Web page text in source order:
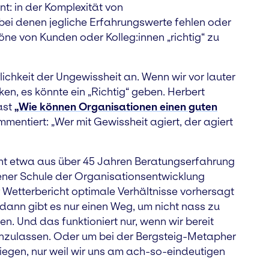
in der Komplexität von
denen jegliche Erfahrungswerte fehlen oder
von Kunden oder Kolleg:innen „richtig“ zu
der Ungewissheit an. Wenn wir vor lauter
es könnte ein „Richtig“ geben. Herbert
„Wie können Organisationen einen guten
„Wer mit Gewissheit agiert, der agiert
etwa aus über 45 Jahren Beratungserfahrung
Schule der Organisationsentwicklung
optimale Verhältnisse vorhersagt
gibt es nur einen Weg, um nicht nass zu
Und das funktioniert nur, wenn wir bereit
Oder um bei der Bergsteig-Metapher
nur weil wir uns am ach-so-eindeutigen